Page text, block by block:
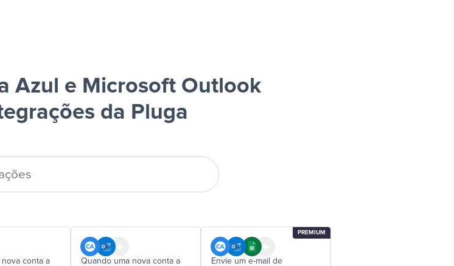
Azul e Microsoft Outlook
da Pluga
conta a
Quando uma nova conta a
PREMIUM
Envie um e-mail de